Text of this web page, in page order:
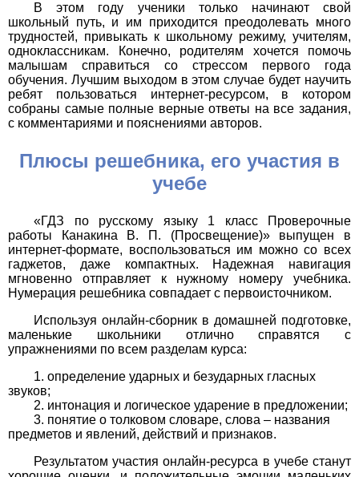
В этом году ученики только начинают свой
школьный путь, и им приходится преодолевать много
трудностей, привыкать к школьному режиму, учителям,
одноклассникам. Конечно, родителям хочется помочь
малышам справиться со стрессом первого года
обучения. Лучшим выходом в этом случае будет научить
ребят пользоваться интернет-ресурсом, в котором
собраны самые полные верные ответы на все задания,
с комментариями и пояснениями авторов.
Плюсы решебника, его участия в
учебе
«ГДЗ по русскому языку 1 класс Проверочные
работы Канакина В. П. (Просвещение)» выпущен в
интернет-формате, воспользоваться им можно со всех
гаджетов, даже компактных. Надежная навигация
мгновенно отправляет к нужному номеру учебника.
Нумерация решебника совпадает с первоисточником.
Используя онлайн-сборник в домашней подготовке,
маленькие школьники отлично справятся с
упражнениями по всем разделам курса:
определение ударных и безударных гласных
звуков;
интонация и логическое ударение в предложении;
понятие о толковом словаре, слова – названия
предметов и явлений, действий и признаков.
Результатом участия онлайн-ресурса в учебе станут